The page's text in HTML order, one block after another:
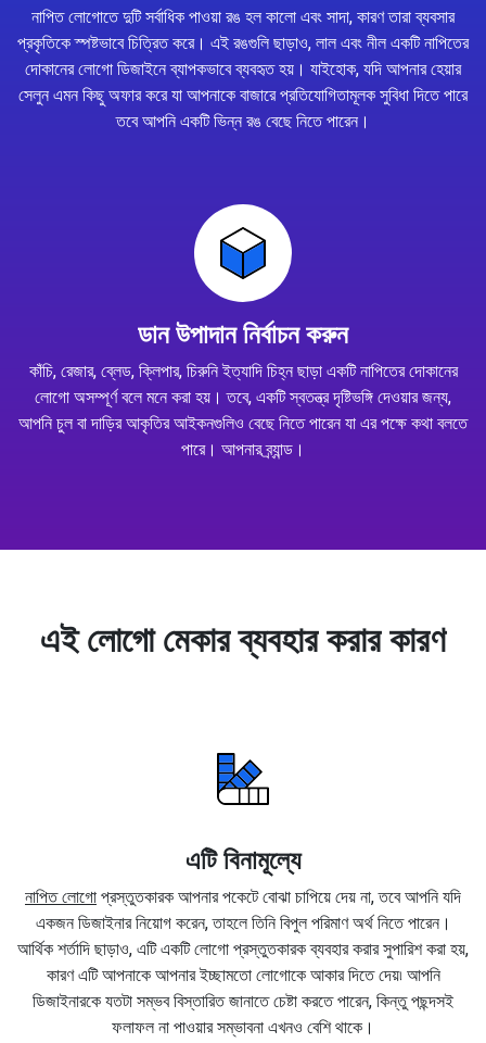
নাপিত লোগোতে দুটি সর্বাধিক পাওয়া রঙ হল কালো এবং সাদা, কারণ তারা ব্যবসার
প্রকৃতিকে স্পষ্টভাবে চিত্রিত করে। এই রঙগুলি ছাড়াও, লাল এবং নীল একটি নাপিতের
দোকানের লোগো ডিজাইনে ব্যাপকভাবে ব্যবহৃত হয়। যাইহোক, যদি আপনার হেয়ার
সেলুন এমন কিছু অফার করে যা আপনাকে বাজারে প্রতিযোগিতামূলক সুবিধা দিতে পারে
তবে আপনি একটি ভিন্ন রঙ বেছে নিতে পারেন।
ডান উপাদান নির্বাচন করুন
কাঁচি, রেজার, ব্লেড, ক্লিপার, চিরুনি ইত্যাদি চিহ্ন ছাড়া একটি নাপিতের দোকানের
লোগো অসম্পূর্ণ বলে মনে করা হয়। তবে, একটি স্বতন্ত্র দৃষ্টিভঙ্গি দেওয়ার জন্য,
আপনি চুল বা দাড়ির আকৃতির আইকনগুলিও বেছে নিতে পারেন যা এর পক্ষে কথা বলতে
পারে। আপনার ব্র্যান্ড।
এই লোগো মেকার ব্যবহার করার কারণ
এটি বিনামূল্যে
নাপিত লোগো প্রস্তুতকারক আপনার পকেটে বোঝা চাপিয়ে দেয় না, তবে আপনি যদি
একজন ডিজাইনার নিয়োগ করেন, তাহলে তিনি বিপুল পরিমাণ অর্থ নিতে পারেন।
আর্থিক শর্তাদি ছাড়াও, এটি একটি লোগো প্রস্তুতকারক ব্যবহার করার সুপারিশ করা হয়,
কারণ এটি আপনাকে আপনার ইচ্ছামতো লোগোকে আকার দিতে দেয়৷ আপনি
ডিজাইনারকে যতটা সম্ভব বিস্তারিত জানাতে চেষ্টা করতে পারেন, কিন্তু পছন্দসই
ফলাফল না পাওয়ার সম্ভাবনা এখনও বেশি থাকে।